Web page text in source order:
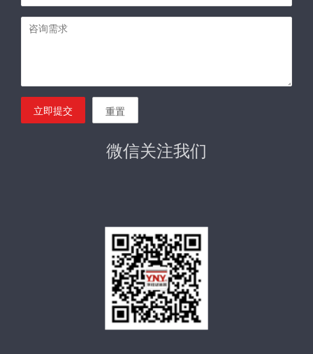
立即提交 重置
微信关注我们